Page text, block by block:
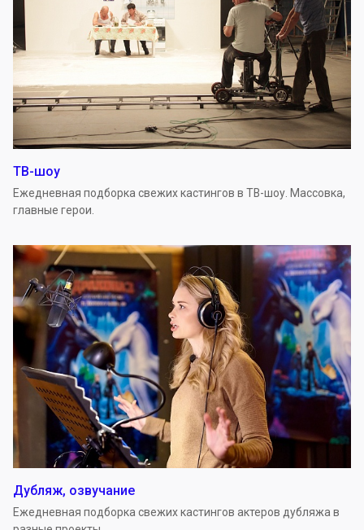
ТВ-шоу
Ежедневная подборка свежих кастингов в ТВ-шоу. Массовка,
главные герои.
Дубляж, озвучание
Ежедневная подборка свежих кастингов актеров дубляжа в